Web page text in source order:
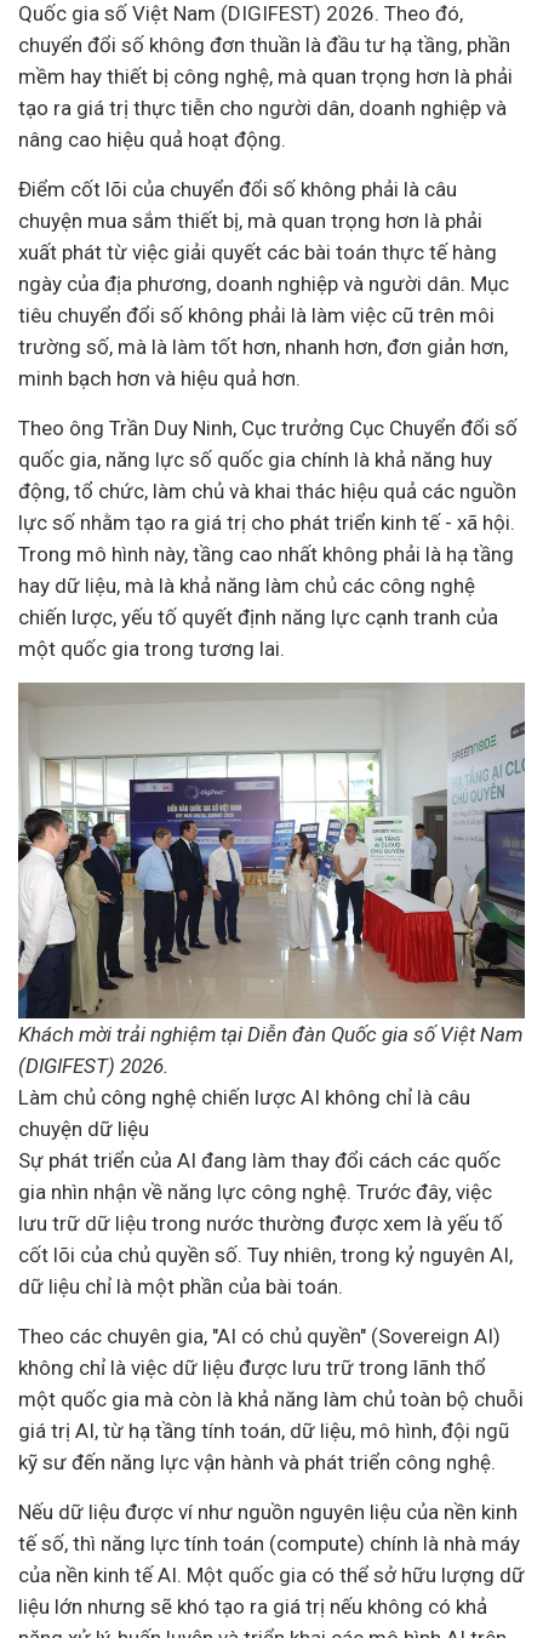
Quốc gia số Việt Nam (DIGIFEST) 2026. Theo đó,
chuyển đổi số không đơn thuần là đầu tư hạ tầng, phần
mềm hay thiết bị công nghệ, mà quan trọng hơn là phải
tạo ra giá trị thực tiễn cho người dân, doanh nghiệp và
nâng cao hiệu quả hoạt động.
Điểm cốt lõi của chuyển đổi số không phải là câu
chuyện mua sắm thiết bị, mà quan trọng hơn là phải
xuất phát từ việc giải quyết các bài toán thực tế hàng
ngày của địa phương, doanh nghiệp và người dân. Mục
tiêu chuyển đổi số không phải là làm việc cũ trên môi
trường số, mà là làm tốt hơn, nhanh hơn, đơn giản hơn,
minh bạch hơn và hiệu quả hơn.
Theo ông Trần Duy Ninh, Cục trưởng Cục Chuyển đổi số
quốc gia, năng lực số quốc gia chính là khả năng huy
động, tổ chức, làm chủ và khai thác hiệu quả các nguồn
lực số nhằm tạo ra giá trị cho phát triển kinh tế - xã hội.
Trong mô hình này, tầng cao nhất không phải là hạ tầng
hay dữ liệu, mà là khả năng làm chủ các công nghệ
chiến lược, yếu tố quyết định năng lực cạnh tranh của
một quốc gia trong tương lai.
Khách mời trải nghiệm tại Diễn đàn Quốc gia số Việt Nam
(DIGIFEST) 2026.
Làm chủ công nghệ chiến lược AI không chỉ là câu
chuyện dữ liệu
Sự phát triển của AI đang làm thay đổi cách các quốc
gia nhìn nhận về năng lực công nghệ. Trước đây, việc
lưu trữ dữ liệu trong nước thường được xem là yếu tố
cốt lõi của chủ quyền số. Tuy nhiên, trong kỷ nguyên AI,
dữ liệu chỉ là một phần của bài toán.
Theo các chuyên gia, "AI có chủ quyền" (Sovereign AI)
không chỉ là việc dữ liệu được lưu trữ trong lãnh thổ
một quốc gia mà còn là khả năng làm chủ toàn bộ chuỗi
giá trị AI, từ hạ tầng tính toán, dữ liệu, mô hình, đội ngũ
kỹ sư đến năng lực vận hành và phát triển công nghệ.
Nếu dữ liệu được ví như nguồn nguyên liệu của nền kinh
tế số, thì năng lực tính toán (compute) chính là nhà máy
của nền kinh tế AI. Một quốc gia có thể sở hữu lượng dữ
liệu lớn nhưng sẽ khó tạo ra giá trị nếu không có khả